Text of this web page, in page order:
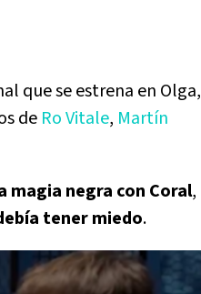
que se estrena en Olga,
de Ro Vitale, Martín
magia negra con Coral,
tener miedo.